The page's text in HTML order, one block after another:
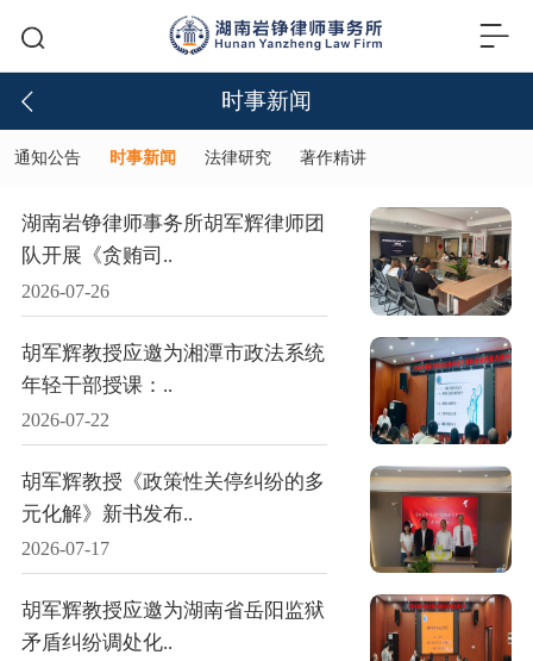
时事新闻
通知公告 时事新闻 法律研究 著作精讲
湖南岩铮律师事务所胡军辉律师团
队开展《贪贿司..
2026-07-26
胡军辉教授应邀为湘潭市政法系统
年轻干部授课：..
2026-07-22
胡军辉教授《政策性关停纠纷的多
元化解》新书发布..
2026-07-17
胡军辉教授应邀为湖南省岳阳监狱
矛盾纠纷调处化..